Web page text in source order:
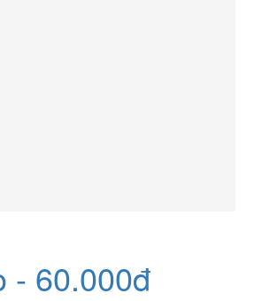
- 60.000đ